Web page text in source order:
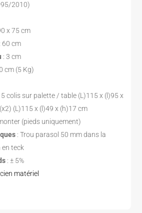
2010)
x 75 cm
: 60 cm
: 3 cm
cm (5 Kg)
5 colis sur palette / table (L)115 x (l)95 x
(L)115 x (l)49 x (h)17 cm
(pieds uniquement)
: Trou parasol 50 mm dans la
en teck
: ± 5%
matériel